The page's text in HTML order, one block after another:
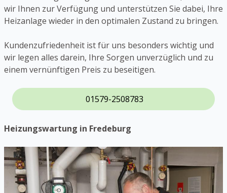
wir Ihnen zur Verfügung und unterstützen Sie dabei, Ihre
Heizanlage wieder in den optimalen Zustand zu bringen.
Kundenzufriedenheit ist für uns besonders wichtig und
wir legen alles darein, Ihre Sorgen unverzüglich und zu
einem vernünftigen Preis zu beseitigen.
01579-2508783
Heizungswartung in Fredeburg